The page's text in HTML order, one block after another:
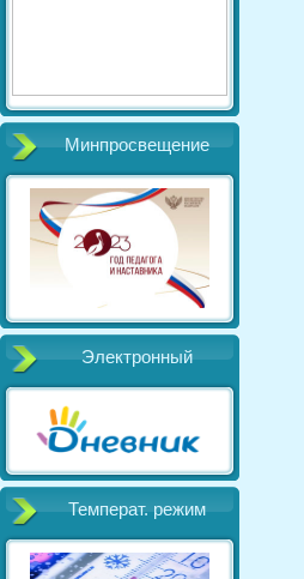
Минпросвещение
Электронный
Температ. режим